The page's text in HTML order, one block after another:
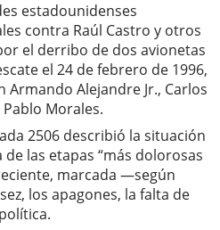
estadounidenses
contra Raúl Castro y otros
el derribo de dos avionetas
el 24 de febrero de 1996,
Alejandre Jr., Carlos
Morales.
2506 describió la situación
las etapas “más dolorosas
marcada —según
los apagones, la falta de